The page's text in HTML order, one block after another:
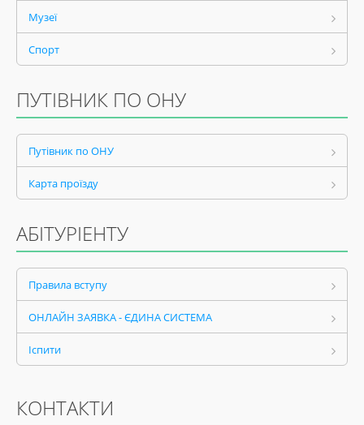
Музеї
Спорт
ПУТІВНИК ПО ОНУ
Путівник по ОНУ
Карта проїзду
АБІТУРІЕНТУ
Правила вступу
ОНЛАЙН ЗАЯВКА - ЄДИНА СИСТЕМА
Іспити
КОНТАКТИ